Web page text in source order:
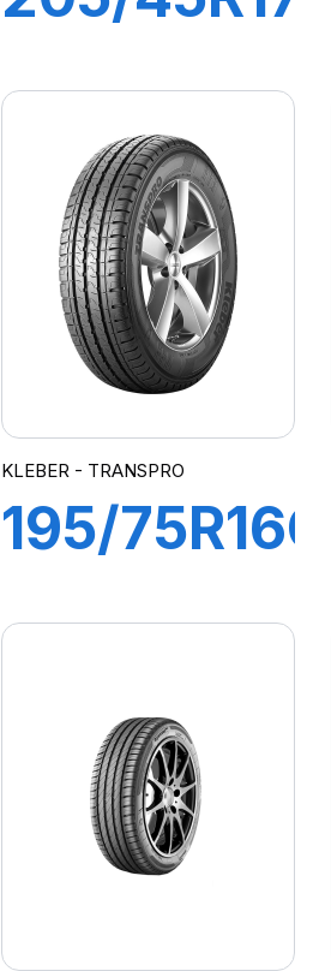
DYNAXER
UHP
KLEBER - TRANSPRO
195/75R16C